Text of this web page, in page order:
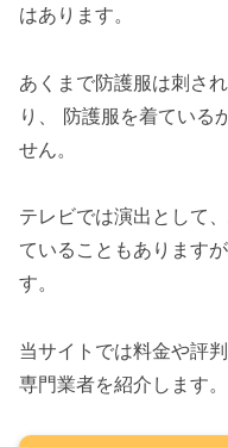
はあります。
あくまで防護服は刺さ
り、 防護服を着ている
せん。
テレビでは演出として
ていることもあります
す。
当サイトでは料金や評
専門業者を紹介します。